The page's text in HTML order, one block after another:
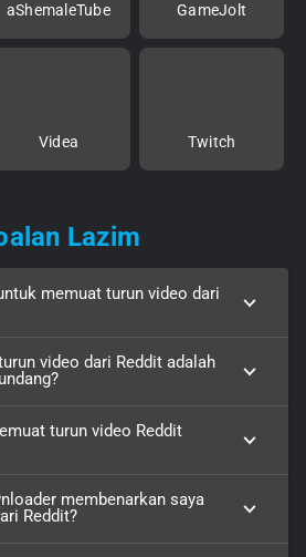
aShemaleTube GameJolt
Videa Twitch
Lazim
memuat turun video dari
video dari Reddit adalah
turun video Reddit
membenarkan saya
Reddit?